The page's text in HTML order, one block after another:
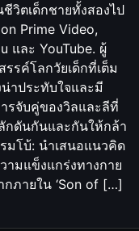
วิตเด็กชายทั้งสองไป
Prime Video,
และ YouTube. ผู้
รค์โลกวัยเด็กที่เต็ม
าประทับใจและมี
รจับคู่ของวิลและลีที่
กดันกันและกันให้กล้า
มโบ้: นำเสนอแนวคิด
ามแข็งแกร่งทางกาย
ภายใน ‘Son of […]